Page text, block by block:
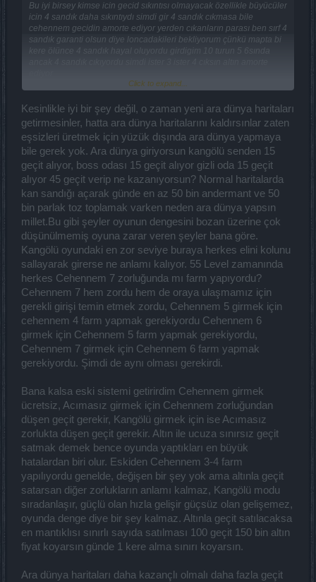
Bu iyi birsey kimse icin gecid sıkıntısı olmayacak özellikle büyücüler
icin 4 sandık daha sıkıntıydı simdi gir 4 sandık cıkmasa bile
cehennem gecidin amorte ediyor yerden cıkanların parası ben sırf 4
sandık garanti olsun diye loncadakileri bekliyorum çünkü mapta bi
kere ölünce 4 sandık hayal oluyordu girdigim 10 turun 5 6sında
icin zaten farketmez hatta bir cok yerde cehennem gecidi olayı
gelmesin diye yazıyorlar büyücünün yazması garip geldi
Click to expand...
Kesinlikle iyi bir şey değil, o zaman yeni ara dünya haritaları
getirmesinler, hatta ara dünya haritalarını kaldırsınlar zaten
eşsizleri üretmek için yüzük dışında ara dünya yapmaya
bile gerek yok. Ara dünya giriyorsun kangölü senden 15
geçit alıyor, boss odası 15 geçit alıyor gizli oda 15 geçit
alıyor 45 geçit verip ne kazanıyorsun? Normal haritalarda
kan sandığı açarak günde en az 50 bin andermant ve 50
bin parlak toz toplamak varken neden ara dünya yapsın
millet.Bu gibi şeyler oyunun dengesini bozan üzerine çok
düşünülmemiş oyuna zarar veren şeyler bana göre.
Kangölü oyundaki en zor seviye buraya herkes elini kolunu
sallayarak girerse ne anlamı kalıyor. 55 Level zamanında
herkes Cehennem 7 zorluğunda mı farm yapıyordu?
Cehennem 7 hem zordu hem de oraya ulaşmamız için
gerekli girişi temin etmek zordu, Cehennem 5 girmek için
cehennem 4 farm yapmak gerekiyordu Cehennem 6
girmek için Cehennem 5 farm yapmak gerekiyordu,
Cehennem 7 girmek için Cehennem 6 farm yapmak
gerekiyordu. Şimdi de aynı olması gerekirdi.
Bana kalsa eski sistemi getirirdim Cehennem girmek
ücretsiz, Acımasız girmek için Cehennem zorluğundan
düşen geçit gerekir, Kangölü girmek için ise Acımasız
zorlukta düşen geçit gerekir. Altın ile ucuza sınırsız geçit
satmak demek bence oyunda yaptıkları en büyük
hatalardan biri olur. Eskiden Cehennem 3-4 farm
yapılıyordu genelde, değişen bir şey yok ama altınla geçit
satarsan diğer zorlukların anlamı kalmaz, Kangölü modu
sıradanlaşır, güçlü olan hızla gelişir güçsüz olan gelişemez,
oyunda denge diye bir şey kalmaz. Altınla geçit satılacaksa
en mantıklısı sınırlı sayıda satılması 100 geçit 150 bin altın
fiyat koyarsın günde 1 kere alma sınırı koyarsın.
Ara dünya haritaları daha kazançlı olmalı daha fazla geçit